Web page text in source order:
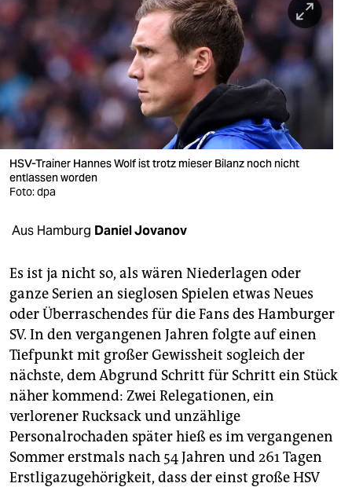
berlin
nord
wahrheit
verlag
verlag
veranstaltungen
unterstützen
abo
genossenschaft
epaper login
HSV-Trainer Hannes Wolf ist trotz mieser Bilanz noch nicht
entlassen worden
Foto: dpa
Aus Hamburg Daniel Jovanov
Es ist ja nicht so, als wären Niederlagen oder
ganze Serien an sieglosen Spielen etwas Neues
oder Überraschendes für die Fans des Hamburger
SV. In den vergangenen Jahren folgte auf einen
Tiefpunkt mit großer Gewissheit sogleich der
nächste, dem Abgrund Schritt für Schritt ein Stück
näher kommend: Zwei Relegationen, ein
verlorener Rucksack und unzählige
Personalrochaden später hieß es im vergangenen
Sommer erstmals nach 54 Jahren und 261 Tagen
Erstligazugehörigkeit, dass der einst große HSV